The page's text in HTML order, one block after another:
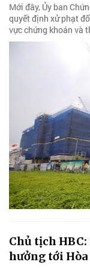
Mới đây, Ủy ban
quyết định xử phạt
vực chứng khoán và
Chủ tịch
hưởng tới